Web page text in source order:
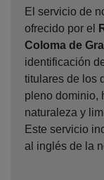
El servicio de
ofrecido por el
Coloma de
identificación
titulares de los
pleno dominio,
naturaleza y
Este servicio
al inglés de la